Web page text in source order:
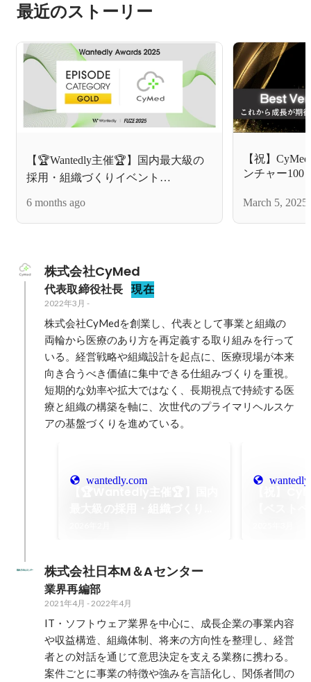
最近のストーリー
【🏆Wantedly主催🏆】国内最大級の
採用・組織づくりイベント
にてGOLDを受賞しました！✨
6 months ago
【祝】
ンチャー100
業内容とは
March 5, 2025
株式会社CyMed
代表取締役社長 現在
2022年3月 -
株式会社CyMedを創業し、代表として事業と組織の
両輪から医療のあり方を再定義する取り組みを行って
いる。経営戦略や組織設計を起点に、医療現場が本来
向き合うべき価値に集中できる仕組みづくりを重視。
短期的な効率や拡大ではなく、長期視点で持続する医
療と組織の構築を軸に、次世代のプライマリヘルスケ
アの基盤づくりを進めている。
wantedly.com
株式会社日本M＆Aセンター
業界再編部
2021年4月 - 2022年4月
IT・ソフトウェア業界を中心に、成長企業の事業内容
や収益構造、組織体制、将来の方向性を整理し、経営
者との対話を通じて意思決定を支える業務に携わる。
案件ごとに事業の特徴や強みを言語化し、関係者間の